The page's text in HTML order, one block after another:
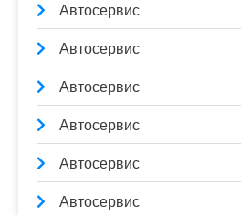
Автосервис
Автосервис
Автосервис
Автосервис
Автосервис
Автосервис